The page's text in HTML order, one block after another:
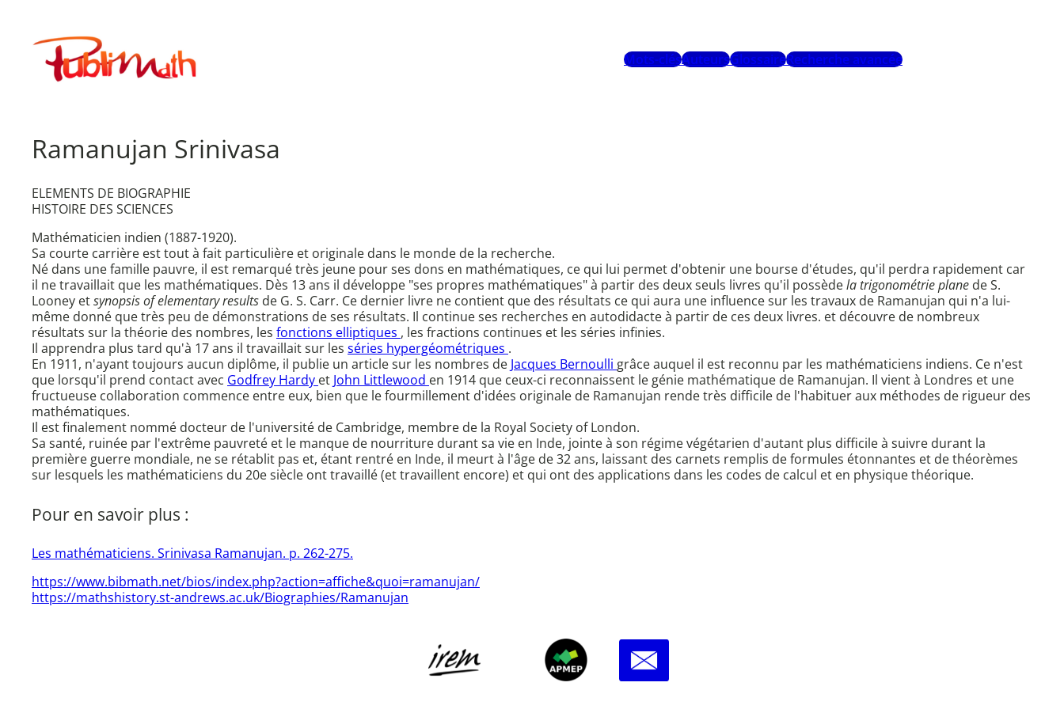
contenuPublimath
Mots-clésAuteursGlossaireRecherche avancée
Ramanujan Srinivasa
ELEMENTS DE BIOGRAPHIE
HISTOIRE DES SCIENCES
Mathématicien indien (1887-1920).
Sa courte carrière est tout à fait particulière et originale dans le monde de la recherche.
Né dans une famille pauvre, il est remarqué très jeune pour ses dons en mathématiques, ce qui lui permet d'obtenir une bourse d'études, qu'il perdra rapidement car
il ne travaillait que les mathématiques. Dès 13 ans il développe "ses propres mathématiques" à partir des deux seuls livres qu'il possèdela trigonométrie plane de S.
Looney etsynopsis of elementary results de G. S. Carr. Ce dernier livre ne contient que des résultats ce qui aura une influence sur les travaux de Ramanujan qui n'a lui-
même donné que très peu de démonstrations de ses résultats. Il continue ses recherches en autodidacte à partir de ces deux livres. et découvre de nombreux
résultats sur la théorie des nombres, les fonctions elliptiques , les fractions continues et les séries infinies.
Il apprendra plus tard qu'à 17 ans il travaillait sur les séries hypergéométriques .
En 1911, n'ayant toujours aucun diplôme, il publie un article sur les nombres de Jacques Bernoulli grâce auquel il est reconnu par les mathématiciens indiens. Ce n'est
que lorsqu'il prend contact avec Godfrey Hardy et John Littlewood en 1914 que ceux-ci reconnaissent le génie mathématique de Ramanujan. Il vient à Londres et une
fructueuse collaboration commence entre eux, bien que le fourmillement d'idées originale de Ramanujan rende très difficile de l'habituer aux méthodes de rigueur des
mathématiques.
Il est finalement nommé docteur de l'université de Cambridge, membre de la Royal Society of London.
Sa santé, ruinée par l'extrême pauvreté et le manque de nourriture durant sa vie en Inde, jointe à son régime végétarien d'autant plus difficile à suivre durant la
première guerre mondiale, ne se rétablit pas et, étant rentré en Inde, il meurt à l'âge de 32 ans, laissant des carnets remplis de formules étonnantes et de théorèmes
sur lesquels les mathématiciens du 20e siècle ont travaillé (et travaillent encore) et qui ont des applications dans les codes de calcul et en physique théorique.
Pour en savoir plus :
Les mathématiciens. Srinivasa Ramanujan. p. 262-275.
https://www.bibmath.net/bios/index.php?action=affiche&quoi=ramanujan/
https://mathshistory.st-andrews.ac.uk/Biographies/Ramanujan